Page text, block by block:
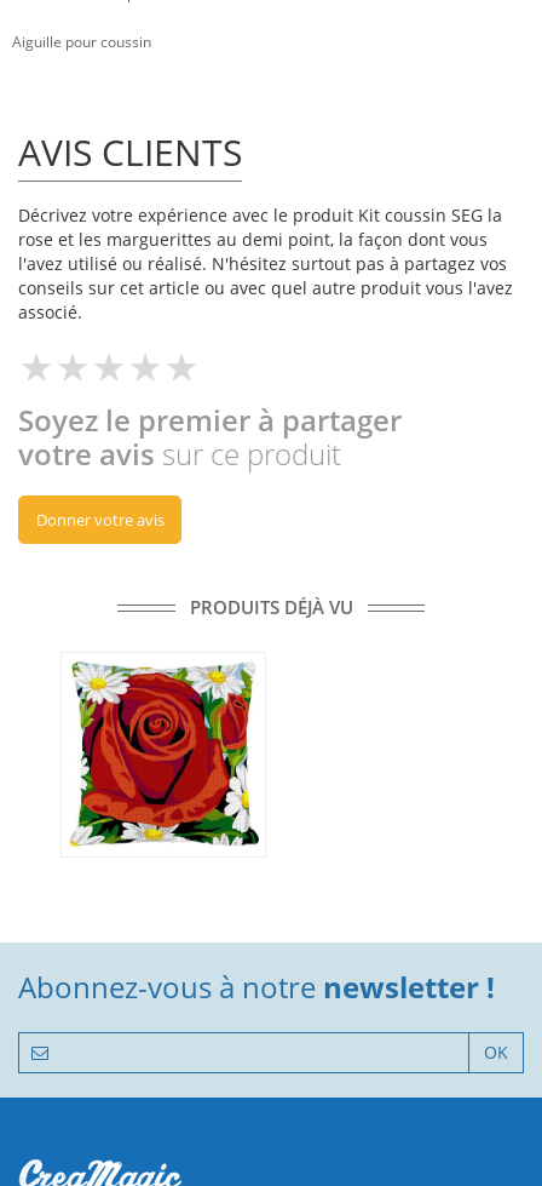
Aiguille pour coussin
AVIS CLIENTS
Décrivez votre expérience avec le produit Kit coussin SEG la
rose et les marguerittes au demi point, la façon dont vous
l'avez utilisé ou réalisé. N'hésitez surtout pas à partagez vos
conseils sur cet article ou avec quel autre produit vous l'avez
associé.
Soyez le premier à partager
votre avis sur ce produit
Donner votre avis
PRODUITS DÉJÀ VU
Abonnez-vous à notre newsletter !
OK